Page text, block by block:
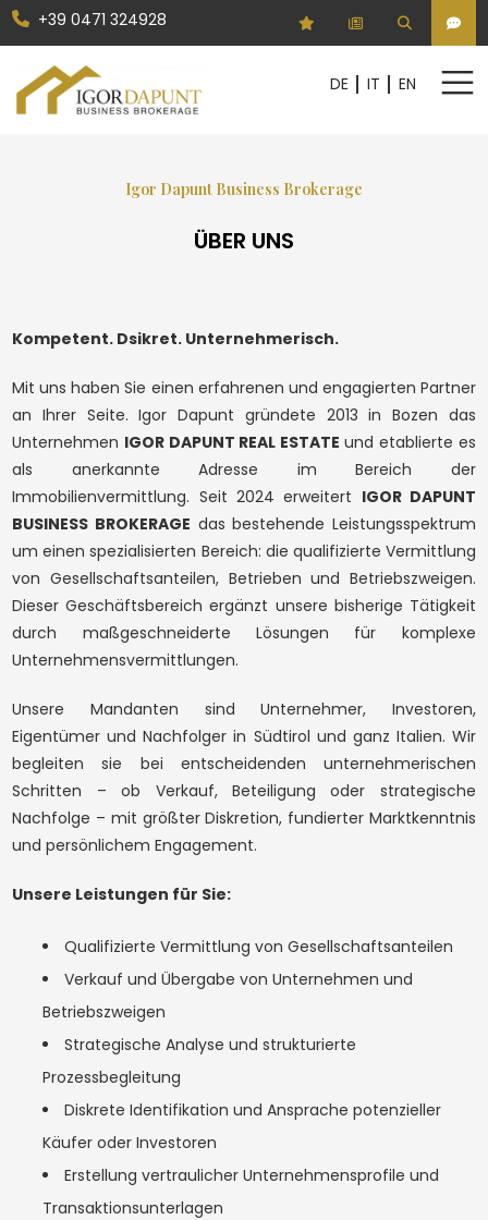
+39 0471 324928
DE IT EN
Igor Dapunt Business Brokerage
ÜBER UNS
Kompetent. Dsikret. Unternehmerisch.
Mit uns haben Sie einen erfahrenen und engagierten Partner
an Ihrer Seite. Igor Dapunt gründete 2013 in Bozen das
Unternehmen IGOR DAPUNT REAL ESTATE und etablierte es
als anerkannte Adresse im Bereich der
Immobilienvermittlung. Seit 2024 erweitert IGOR DAPUNT
BUSINESS BROKERAGE das bestehende Leistungsspektrum
um einen spezialisierten Bereich: die qualifizierte Vermittlung
von Gesellschaftsanteilen, Betrieben und Betriebszweigen.
Dieser Geschäftsbereich ergänzt unsere bisherige Tätigkeit
durch maßgeschneiderte Lösungen für komplexe
Unternehmensvermittlungen.
Unsere Mandanten sind Unternehmer, Investoren,
Eigentümer und Nachfolger in Südtirol und ganz Italien. Wir
begleiten sie bei entscheidenden unternehmerischen
Schritten – ob Verkauf, Beteiligung oder strategische
Nachfolge – mit größter Diskretion, fundierter Marktkenntnis
und persönlichem Engagement.
Unsere Leistungen für Sie:
Qualifizierte Vermittlung von Gesellschaftsanteilen
Verkauf und Übergabe von Unternehmen und
Betriebszweigen
Strategische Analyse und strukturierte
Prozessbegleitung
Diskrete Identifikation und Ansprache potenzieller
Käufer oder Investoren
Erstellung vertraulicher Unternehmensprofile und
Transaktionsunterlagen
HOME
GESCHÄFTSFELDER
BETRIEBE
LEISTUNGEN
UNTERNEHMEN
REAL ESTATE
WISHLIST BROSCHÜRE
NEWSLETTER KONTAKT
Kodex
Kaufen
Provinzwahl
Gemeindenwahl
Geschäftsfeld
Gesundheitswesen
Tourismus, Freizeit & Gastronomie
Objektart
Preis